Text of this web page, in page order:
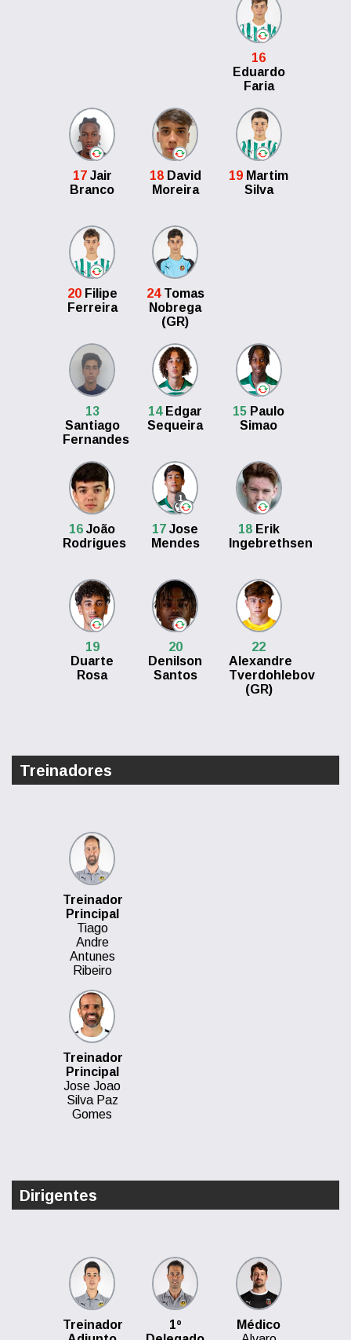
16
Eduardo
Faria
17Jair
Branco
18David
Moreira
19 Martim
Silva
20Filipe
Ferreira
24Tomas
Nobrega
(GR)
13
Santiago
Fernandes
14Edgar
Sequeira
15 Paulo
Simao
16 João
Rodrigues
1
17 Jose
Mendes
18Erik
Ingebrethsen
19
Duarte
Rosa
20
Denilson
Santos
22
Alexandre
Tverdohlebov
(GR)
Treinadores
Treinador
Principal
Tiago
Andre
Antunes
Ribeiro
Treinador
Principal
Jose Joao
Silva Paz
Gomes
Dirigentes
Treinador
1º
Médico